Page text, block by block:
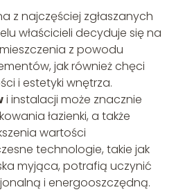
z najczęściej zgłaszanych
właścicieli decyduje się na
z powodu
jak również chęci
i estetyki wnętrza.
i instalacji może znacznie
łazienki, a także
wartości
technologie, takie jak
myjąca, potrafią uczynić
i energooszczędną.